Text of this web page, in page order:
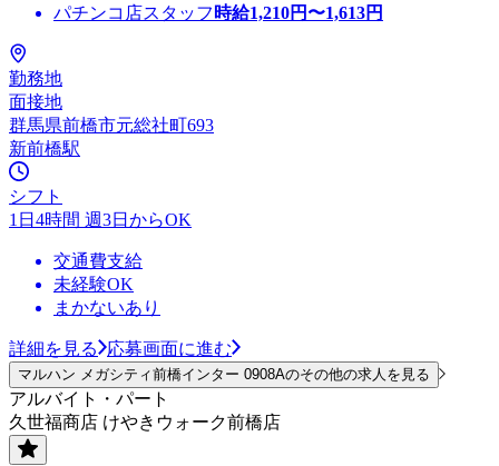
パチンコ店スタッフ 時給1,210円〜1,613円
勤務地
面接地
群馬県前橋市元総社町693
新前橋駅
シフト
1日4時間 週3日からOK
交通費支給
未経験OK
まかないあり
詳細を見る 応募画面に進む
マルハン メガシティ前橋インター 0908Aのその他の求人を見る
アルバイト・パート
久世福商店 けやきウォーク前橋店